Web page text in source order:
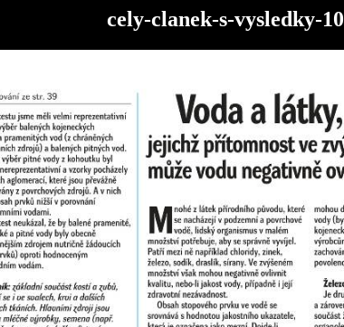
cely-clanek-s-vysledky-10